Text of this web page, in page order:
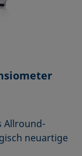
Allround-
neuartige